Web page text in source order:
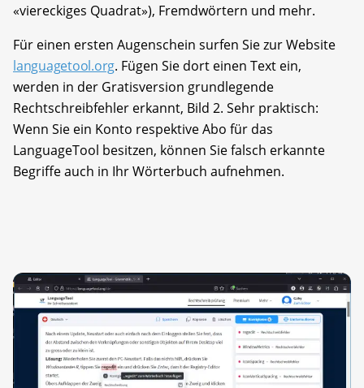
«viereckiges Quadrat»), Fremdwörtern und mehr.
Für einen ersten Augenschein surfen Sie zur Website
languagetool.org. Fügen Sie dort einen Text ein,
werden in der Gratisversion grundlegende
Rechtschreibfehler erkannt, Bild 2. Sehr praktisch:
Wenn Sie ein Konto respektive Abo für das
LanguageTool besitzen, können Sie falsch erkannte
Begriffe auch in Ihr Wörterbuch aufnehmen.